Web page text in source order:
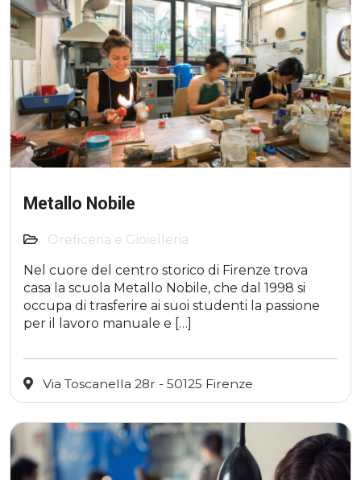
Metallo Nobile
Oreficeria e Gioielleria
Nel cuore del centro storico di Firenze trova
casa la scuola Metallo Nobile, che dal 1998 si
occupa di trasferire ai suoi studenti la passione
per il lavoro manuale e […]
Via Toscanella 28r - 50125 Firenze